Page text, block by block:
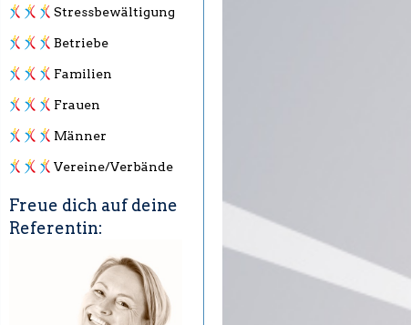
Stressbewältigung
Betriebe
Familien
Frauen
Männer
Vereine/Verbände
Freue dich auf deine
Referentin: